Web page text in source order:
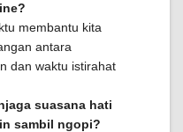
membantu kita
antara
dan waktu istirahat
suasana hati
sambil ngopi?